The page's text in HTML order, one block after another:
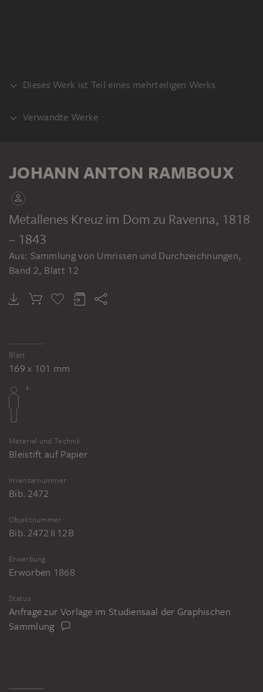
Dieses Werk ist Teil eines mehrteiligen Werks
KLEBEBAND
Sammlung von Umrissen und Durchzeichnungen, Band 2
Verwandte Werke
JOHANN ANTON RAMBOUX
Rückseite eines metallenen Kreuzes im Dom zu Ravenna
JOHANN ANTON RAMBOUX
Metallenes Kreuz im Dom zu Ravenna, 1818
– 1843
Aus: Sammlung von Umrissen und Durchzeichnungen,
Band 2, Blatt 12
Blatt
169 x 101 mm
Material und Technik
Bleistift auf Papier
Inventarnummer
Bib. 2472
Objektnummer
Bib. 2472 II 12B
Erwerbung
Erworben 1868
Status
Anfrage zur Vorlage im Studiensaal der Graphischen
Sammlung